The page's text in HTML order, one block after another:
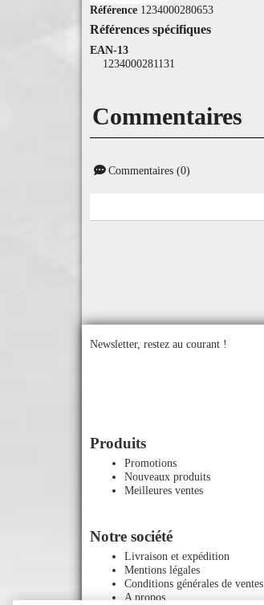
Référence 1234000280653
Références spécifiques
EAN-13
1234000281131
Commentaires
Commentaires (0)
Newsletter, restez au courant !
Produits
Promotions
Nouveaux produits
Meilleures ventes
Notre société
Livraison et expédition
Mentions légales
Conditions générales de ventes
A propos